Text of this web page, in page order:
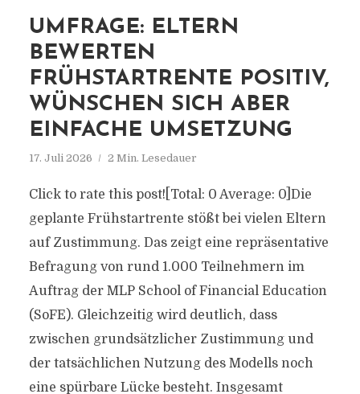
UMFRAGE: ELTERN
BEWERTEN
FRÜHSTARTRENTE POSITIV,
WÜNSCHEN SICH ABER
EINFACHE UMSETZUNG
17. Juli 2026 2 Min. Lesedauer
Click to rate this post![Total: 0 Average: 0]Die
geplante Frühstartrente stößt bei vielen Eltern
auf Zustimmung. Das zeigt eine repräsentative
Befragung von rund 1.000 Teilnehmern im
Auftrag der MLP School of Financial Education
(SoFE). Gleichzeitig wird deutlich, dass
zwischen grundsätzlicher Zustimmung und
der tatsächlichen Nutzung des Modells noch
eine spürbare Lücke besteht. Insgesamt